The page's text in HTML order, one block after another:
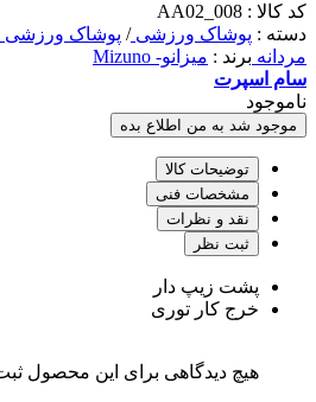
کد کالا : AA02_008
دسته : پوشاک ورزشی/ پوشاک ورزشی
مردانه برند : میزانو- Mizuno
سام اسپرت
ناموجود
موجود شد به من اطلاع بده
توضیحات کالا
مشخصات فنی
نقد و نظرات
ثبت نظر
پشت زیپ دار
خرج کار توری
هیچ دیدگاهی برای این محصول